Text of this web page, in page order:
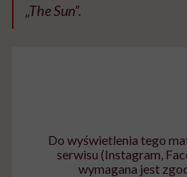
„The Sun”.
Do wyświetlenia tego
serwisu (Instagram,
wymagana jest